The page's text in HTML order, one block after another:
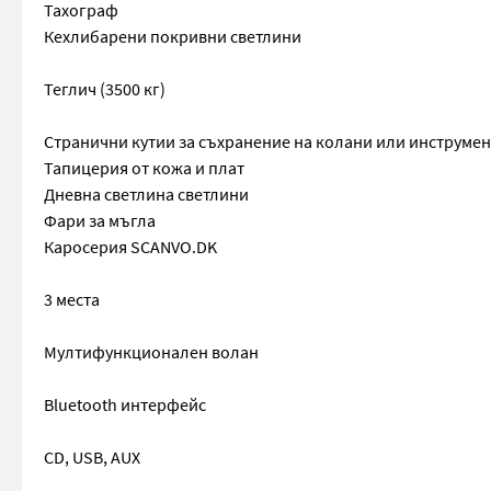
Тахограф
Кехлибарени покривни светлини
Теглич (3500 кг)
Странични кутии за съхранение на колани или
Тапицерия от кожа и плат
Дневна светлина светлини
Фари за мъгла
Каросерия SCANVO.DK
3 места
Мултифункционален волан
Bluetooth интерфейс
CD, USB, AUX